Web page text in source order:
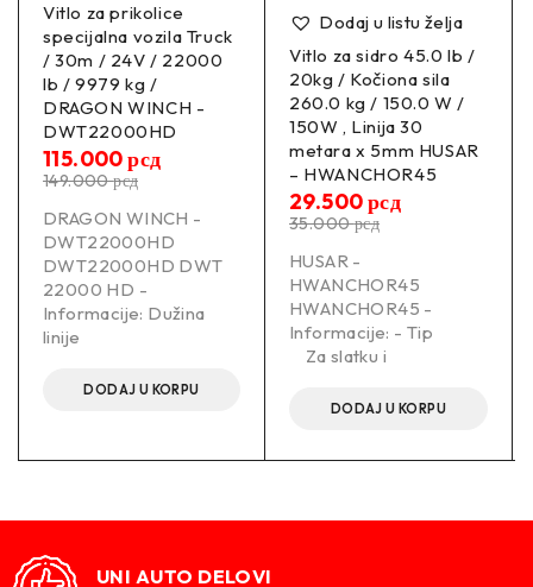
Vitlo za prikolice
specijalna vozila Truck
/ 30m / 24V / 22000
lb / 9979 kg /
DRAGON WINCH -
DWT22000HD
149.000рсд
115.000рсд
DRAGON WINCH -
DWT22000HD
DWT22000HD DWT
22000 HD -
Informacije: Dužina
linije
DODAJ U KORPU
Dodaj u listu želja
Vitlo za sidro 45.0 lb /
20kg / Kočiona sila
260.0 kg / 150.0 W /
150W , Linija 30
metara x 5mm HUSAR
– HWANCHOR45
35.000рсд
29.500рсд
HUSAR -
HWANCHOR45
HWANCHOR45 -
Informacije: - Tip
Za slatku i
DODAJ U KORPU
UNI AUTO DELOVI